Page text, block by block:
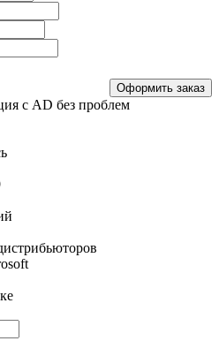
Оформить заказ
с AD без проблем